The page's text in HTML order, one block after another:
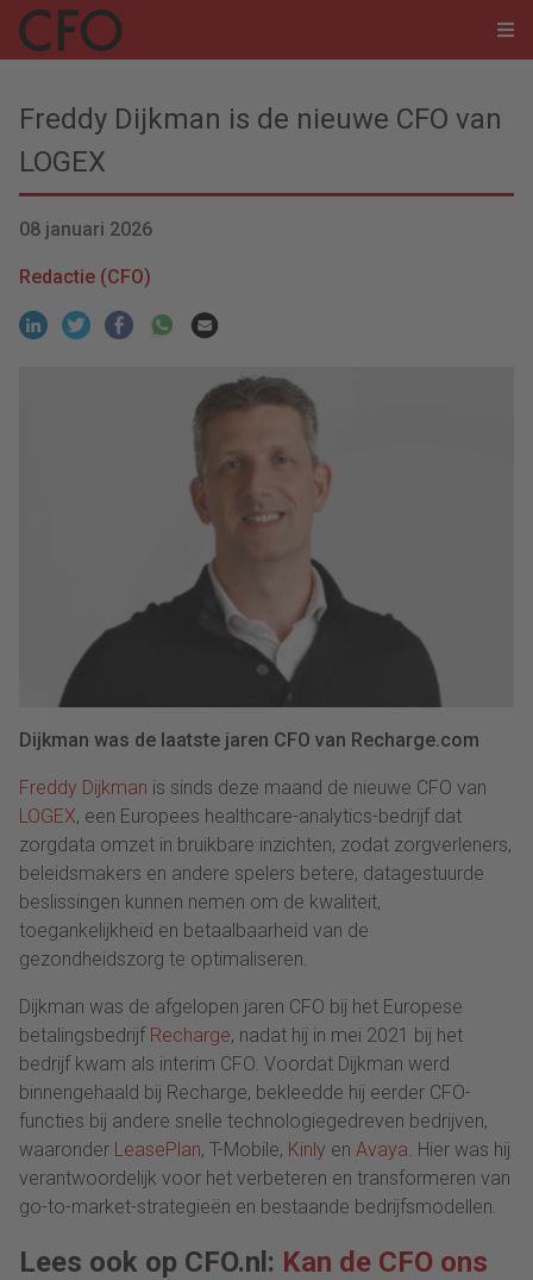
Freddy Dijkman is de nieuwe CFO van
LOGEX
08 januari 2026
Redactie (CFO)
Dijkman was de laatste jaren CFO van Recharge.com
Freddy Dijkman is sinds deze maand de nieuwe CFO van
LOGEX, een Europees healthcare-analytics-bedrijf dat
zorgdata omzet in bruikbare inzichten, zodat zorgverleners,
beleidsmakers en andere spelers betere, datagestuurde
beslissingen kunnen nemen om de kwaliteit,
toegankelijkheid en betaalbaarheid van de
gezondheidszorg te optimaliseren.
Dijkman was de afgelopen jaren CFO bij het Europese
betalingsbedrijf Recharge, nadat hij in mei 2021 bij het
bedrijf kwam als interim CFO. Voordat Dijkman werd
binnengehaald bij Recharge, bekleedde hij eerder CFO-
functies bij andere snelle technologiegedreven bedrijven,
waaronder LeasePlan, T-Mobile, Kinly en Avaya . Hier was hij
verantwoordelijk voor het verbeteren en transformeren van
go-to-market-strategieën en bestaande bedrijfsmodellen.
Lees ook op CFO.nl: Kan de CFO ons